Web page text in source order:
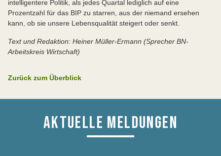
intelligentere Politik, als jedes Quartal lediglich auf eine
Prozentzahl für das BIP zu starren, aus der niemand ersehen
kann, ob sie unsere Lebensqualität steigert oder senkt.
Text und Redaktion: Heiner Müller-Ermann (Sprecher BN-
Arbeitskreis Wirtschaft)
Zurück zum Überblick
AKTUELLE MELDUNGEN